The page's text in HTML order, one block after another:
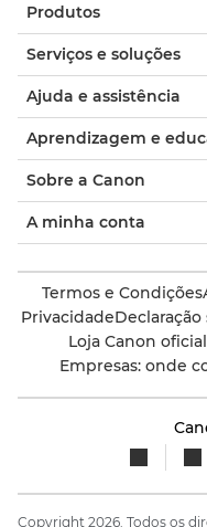
Produtos
Serviços e soluções
Ajuda e assistência
Aprendizagem e
Sobre a Canon
A minha conta
Termos e Condições
Privacidade
Loja Canon oficial
Empresas: onde
Copyright 2026. Todos os